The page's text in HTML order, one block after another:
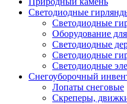
Светодиодные
Светодиодные
Оборудование
Светодиодные
Светодиодные
Светодиодные
Снегоуборочный
Лопаты снеговые
Скреперы,